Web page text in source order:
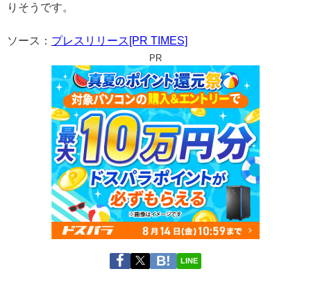
りそうです。
ソース： プレスリリース[PR TIMES]
PR
LINE